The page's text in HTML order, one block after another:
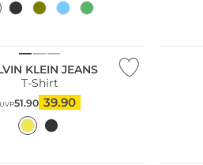
KLEIN JEANS
T-Shirt
UVP51.90 39.90